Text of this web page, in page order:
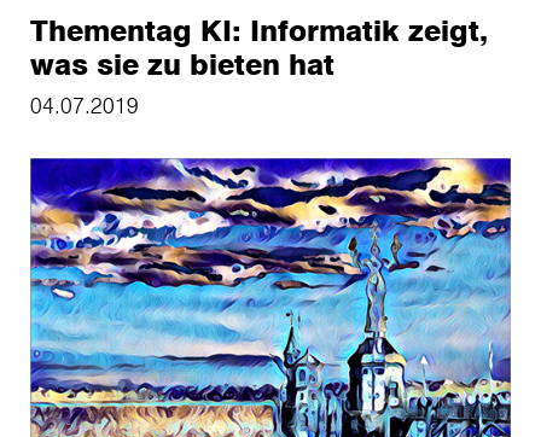
Thementag KI: Informatik zeigt,
was sie zu bieten hat
04.07.2019